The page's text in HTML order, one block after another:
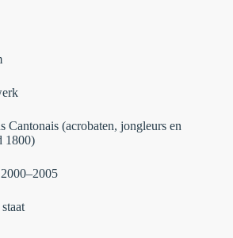
Cantonais (acrobaten, jongleurs en
1800)